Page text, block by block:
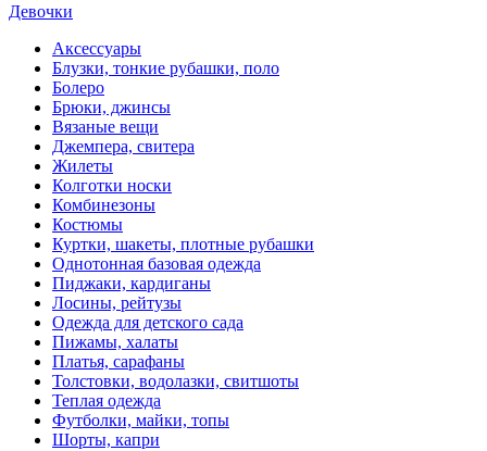
Девочки
Аксессуары
Блузки, тонкие рубашки, поло
Болеро
Брюки, джинсы
Вязаные вещи
Джемпера, свитера
Жилеты
Колготки носки
Комбинезоны
Костюмы
Куртки, шакеты, плотные рубашки
Однотонная базовая одежда
Пиджаки, кардиганы
Лосины, рейтузы
Одежда для детского сада
Пижамы, халаты
Платья, сарафаны
Толстовки, водолазки, свитшоты
Теплая одежда
Футболки, майки, топы
Шорты, капри